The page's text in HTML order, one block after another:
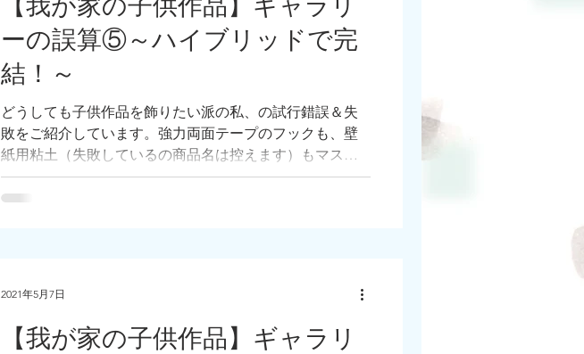
ーの誤算⑤～ハイブリッドで完
結！～
どうしても子供作品を飾りたい派の私、の試行錯誤＆失
敗をご紹介しています。強力両面テープのフックも、壁
紙用粘土（失敗しているの商品名は控えます）もマスキ
ングテープもくっつかなかった、我が家のツルツル壁紙
になんとかして、絵を飾りたい！！
【我が家の子供作品】ギャラリ
2021年5月7日